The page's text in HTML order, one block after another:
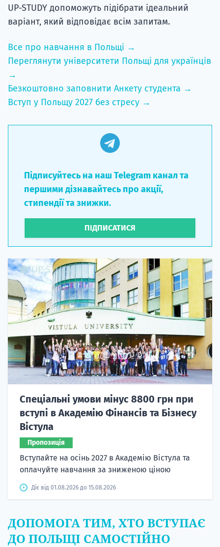
UP-STUDY допоможуть підібрати ідеальний
варіант, який відповідає всім запитам.
Все про навчання в Польщі →
Переглянути університети Польщі для українців
→
Безкоштовно заповнити Анкету студента →
Вступ у Польщу 2027 без стресу →
Підписуйтесь на наш Telegram канал та
першими дізнавайтесь про акції,
стипендії та знижки.
ПІДПИСАТИСЯ
Спеціальні умови мінус 8800 грн при
вступі в Академію Фінансів та Бізнесу
Вістула
Пропозиція
Вступайте на осінь 2027 в Академію Вістула та
оплачуйте навчання за зниженою ціною
Діє від 01.08.2026 до 15.08.2026
ДОПОМОГА ТИМ, ХТО ВСТУПАЄ
ДО ПОЛЬЩІ САМОСТІЙНО